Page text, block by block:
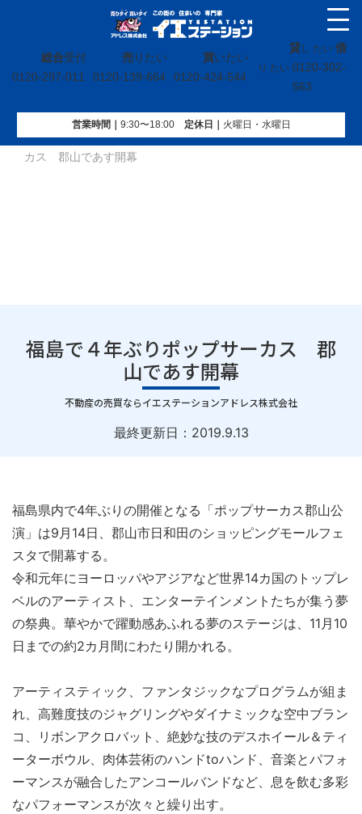
総合受付
0120-297-011
売りたい
0120-139-664
買いたい
0120-424-544
貸し たい 借
り たい 0120-302-
563
営業時間｜ 9:30〜18:00定休⽇｜ 火曜⽇・水曜⽇
イエステーション»投稿トップ»福島で４年ぶりポップサー
カス 郡山であす開幕
福島で４年ぶりポップサーカス 郡
山であす開幕
｜
不動産の売買ならイエステーションアドレス株式会社
最終更新日： 2019.9.13
福島県内で4年ぶりの開催となる「ポップサーカス郡山公
演」は9月14日、郡山市日和田のショッピングモールフェ
スタで開幕する。
令和元年にヨーロッパやアジアなど世界14カ国のトップレ
ベルのアーティスト、エンターテインメントたちが集う夢
の祭典。華やかで躍動感あふれる夢のステージは、11月10
日までの約2カ月間にわたり開かれる。
アーティスティック、ファンタジックなプログラムが組ま
れ、高難度技のジャグリングやダイナミックな空中ブラン
コ、リボンアクロバット、絶妙な技のデスホイール＆ティ
ーターボウル、肉体芸術のハンドtoハンド、音楽とパフォ
ーマンスが融合したアンコールバンドなど、息を飲む多彩
なパフォーマンスが次々と繰り出す。